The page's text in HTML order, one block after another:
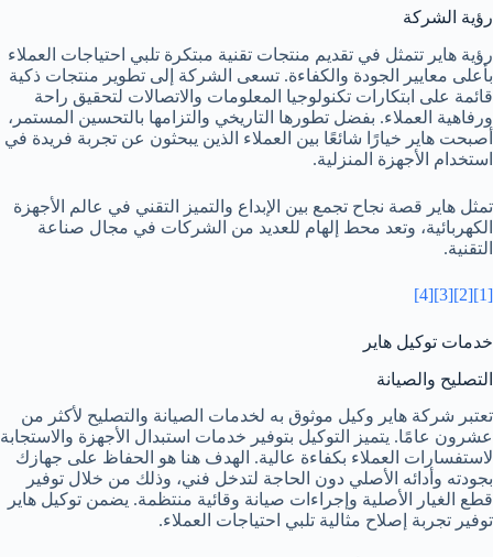
رؤية الشركة
رؤية هاير تتمثل في تقديم منتجات تقنية مبتكرة تلبي احتياجات العملاء
بأعلى معايير الجودة والكفاءة. تسعى الشركة إلى تطوير منتجات ذكية
قائمة على ابتكارات تكنولوجيا المعلومات والاتصالات لتحقيق راحة
ورفاهية العملاء. بفضل تطورها التاريخي والتزامها بالتحسين المستمر،
أصبحت هاير خيارًا شائعًا بين العملاء الذين يبحثون عن تجربة فريدة في
استخدام الأجهزة المنزلية.
تمثل هاير قصة نجاح تجمع بين الإبداع والتميز التقني في عالم الأجهزة
الكهربائية، وتعد محط إلهام للعديد من الشركات في مجال صناعة
التقنية.
[1]
[2]
[3]
[4]
خدمات توكيل هاير
التصليح والصيانة
تعتبر شركة هاير وكيل موثوق به لخدمات الصيانة والتصليح لأكثر من
عشرون عامًا. يتميز التوكيل بتوفير خدمات استبدال الأجهزة والاستجابة
لاستفسارات العملاء بكفاءة عالية. الهدف هنا هو الحفاظ على جهازك
بجودته وأدائه الأصلي دون الحاجة لتدخل فني، وذلك من خلال توفير
قطع الغيار الأصلية وإجراءات صيانة وقائية منتظمة. يضمن توكيل هاير
توفير تجربة إصلاح مثالية تلبي احتياجات العملاء.